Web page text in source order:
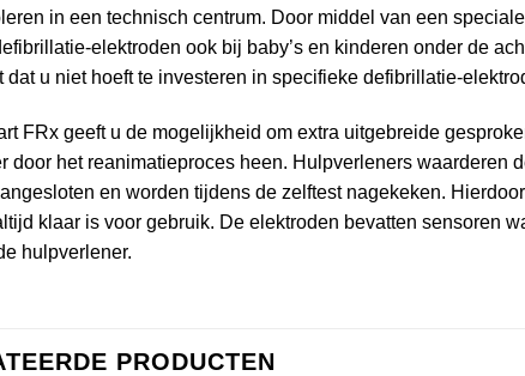
in een technisch centrum. Door middel van een
elektroden ook bij baby’s en kinderen onder de
dat u niet hoeft te investeren in specifieke defibrillatie-
FRx geeft u de mogelijkheid om extra uitgebreide
door het reanimatieproces heen. Hulpverleners waarderen
en worden tijdens de zelftest nagekeken.
klaar is voor gebruik. De elektroden bevatten sensoren
hulpverlener.
PRODUCTEN